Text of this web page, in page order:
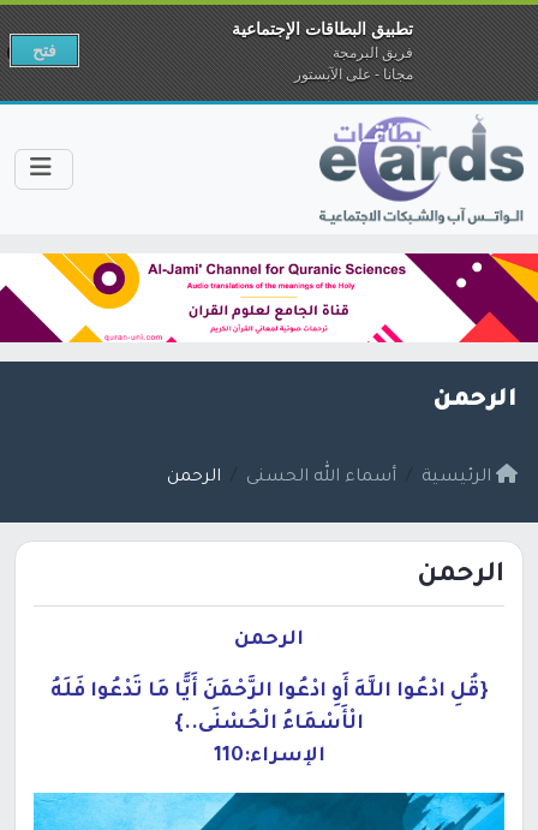
الرحمن
الرئيسية أسماء الله الحسنى الرحمن
الرحمن
الرحمن
{قُلِ ادْعُوا اللَّهَ أَوِ ادْعُوا الرَّحْمَنَ أَيًّا مَا تَدْعُوا فَلَهُ
الْأَسْمَاءُ الْحُسْنَى..}
الإسراء:110
تطبيق البطاقات الإجتماعية
فريق البرمجة
مجانا - على الآبستور
فتح